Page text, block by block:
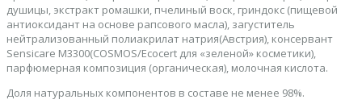
душицы, экстракт ромашки, пчелиный воск, гриндокс (пищевой
антиоксидант на основе рапсового масла), загуститель
нейтрализованный полиакрилат натрия(Австрия), консервант
Sensicare M3300(COSMOS/Ecocert для «зеленой» косметики),
парфюмерная композиция (органическая), молочная кислота.
Доля натуральных компонентов в составе не менее 98%.